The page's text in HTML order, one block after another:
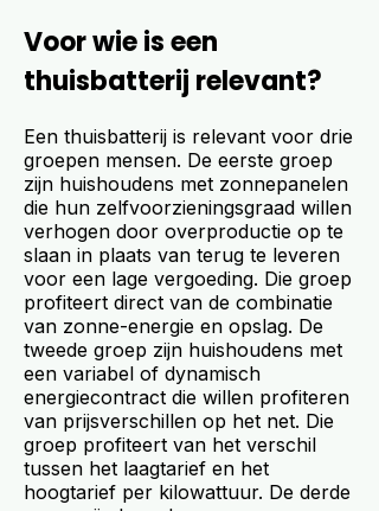
Voor wie is een
thuisbatterij relevant?
Een thuisbatterij is relevant voor drie
groepen mensen. De eerste groep
zijn huishoudens met zonnepanelen
die hun zelfvoorzieningsgraad willen
verhogen door overproductie op te
slaan in plaats van terug te leveren
voor een lage vergoeding. Die groep
profiteert direct van de combinatie
van zonne-energie en opslag. De
tweede groep zijn huishoudens met
een variabel of dynamisch
energiecontract die willen profiteren
van prijsverschillen op het net. Die
groep profiteert van het verschil
tussen het laagtarief en het
hoogtarief per kilowattuur. De derde